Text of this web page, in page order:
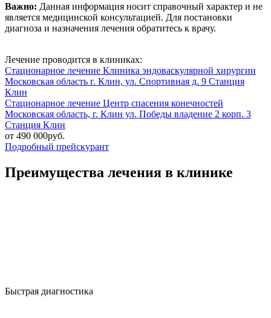
Важно: Данная информация носит справочный характер и не
является медицинской консультацией. Для постановки
диагноза и назначения лечения обратитесь к врачу.
Лечение проводится в клиниках:
Стационарное лечение Клиника эндоваскулярной хирургии
Московская область г. Клин, ул. Спортивная д. 9 Станция
Клин
Стационарное лечение Центр спасения конечностей
Московская область, г. Клин ул. Победы владение 2 корп. 3
Станция Клин
от 490 000руб.
Подробный прейскурант
Преимущества лечения в клинике
Быстрая диагностика